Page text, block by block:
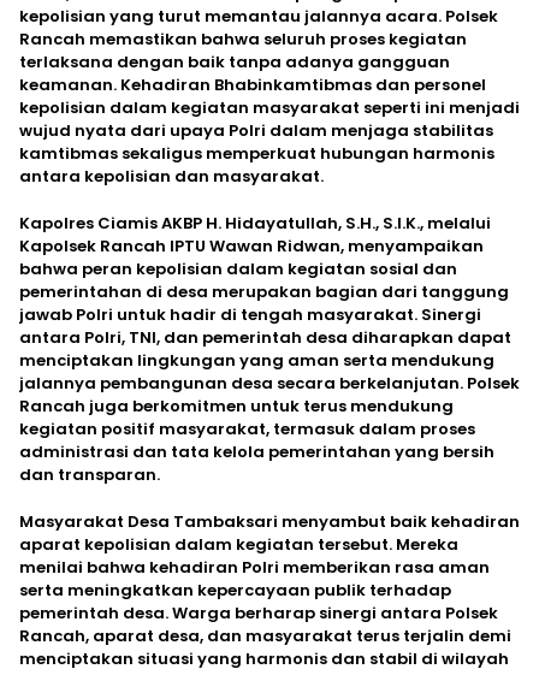
kepolisian yang turut memantau jalannya acara. Polsek
Rancah memastikan bahwa seluruh proses kegiatan
terlaksana dengan baik tanpa adanya gangguan
keamanan. Kehadiran Bhabinkamtibmas dan personel
kepolisian dalam kegiatan masyarakat seperti ini menjadi
wujud nyata dari upaya Polri dalam menjaga stabilitas
kamtibmas sekaligus memperkuat hubungan harmonis
antara kepolisian dan masyarakat.
Kapolres Ciamis AKBP H. Hidayatullah, S.H., S.I.K., melalui
Kapolsek Rancah IPTU Wawan Ridwan, menyampaikan
bahwa peran kepolisian dalam kegiatan sosial dan
pemerintahan di desa merupakan bagian dari tanggung
jawab Polri untuk hadir di tengah masyarakat. Sinergi
antara Polri, TNI, dan pemerintah desa diharapkan dapat
menciptakan lingkungan yang aman serta mendukung
jalannya pembangunan desa secara berkelanjutan. Polsek
Rancah juga berkomitmen untuk terus mendukung
kegiatan positif masyarakat, termasuk dalam proses
administrasi dan tata kelola pemerintahan yang bersih
dan transparan.
Masyarakat Desa Tambaksari menyambut baik kehadiran
aparat kepolisian dalam kegiatan tersebut. Mereka
menilai bahwa kehadiran Polri memberikan rasa aman
serta meningkatkan kepercayaan publik terhadap
pemerintah desa. Warga berharap sinergi antara Polsek
Rancah, aparat desa, dan masyarakat terus terjalin demi
menciptakan situasi yang harmonis dan stabil di wilayah